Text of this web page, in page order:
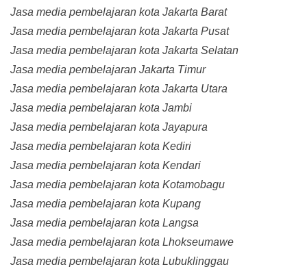
Jasa media pembelajaran kota Jakarta Barat
Jasa media pembelajaran kota Jakarta Pusat
Jasa media pembelajaran kota Jakarta Selatan
Jasa media pembelajaran Jakarta Timur
Jasa media pembelajaran kota Jakarta Utara
Jasa media pembelajaran kota Jambi
Jasa media pembelajaran kota Jayapura
Jasa media pembelajaran kota Kediri
Jasa media pembelajaran kota Kendari
Jasa media pembelajaran kota Kotamobagu
Jasa media pembelajaran kota Kupang
Jasa media pembelajaran kota Langsa
Jasa media pembelajaran kota Lhokseumawe
Jasa media pembelajaran kota Lubuklinggau